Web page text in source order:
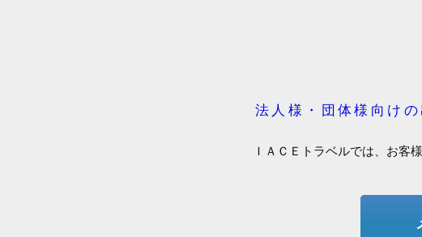
法人様・団体様向け
ＩＡＣＥトラベルでは、お客